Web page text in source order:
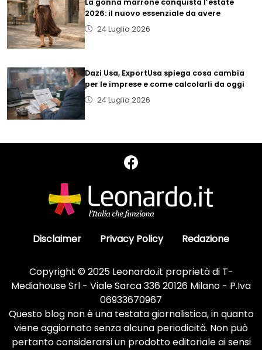
2026: il nuovo essenziale da avere
24 Luglio 2026
Dazi Usa, ExportUsa spiega cosa cambia
per le imprese e come calcolarli da oggi
24 Luglio 2026
Disclaimer Privacy Policy Redazione
Copyright © 2025 Leonardo.it proprietà di T-
Mediahouse Srl - Viale Sarca 336 20126 Milano - P.Iva
06933670967
Questo blog non è una testata giornalistica, in quanto
viene aggiornato senza alcuna periodicità. Non può
pertanto considerarsi un prodotto editoriale ai sensi